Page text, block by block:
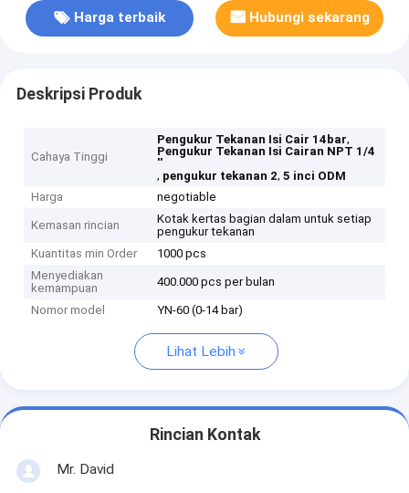
Harga terbaik Hubungi sekarang
Deskripsi Produk
Cahaya Tinggi
Pengukur Tekanan Isi Cair 14bar,
Pengukur Tekanan Isi Cairan NPT 1/4
''
, pengukur tekanan 2,5 inci ODM
Harga
negotiable
Kemasan rincian
Kotak kertas bagian dalam untuk setiap
pengukur tekanan
Kuantitas min Order
1000 pcs
Menyediakan
kemampuan
400.000 pcs per bulan
Nomor model YN-60 (0-14 bar)
Lihat Lebih
Rincian Kontak
Mr. David